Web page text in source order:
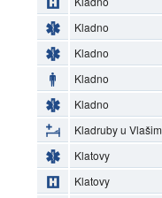
Kladno
Kladno
Kladno
Kladno
Kladruby u
Klatovy
Klatovy